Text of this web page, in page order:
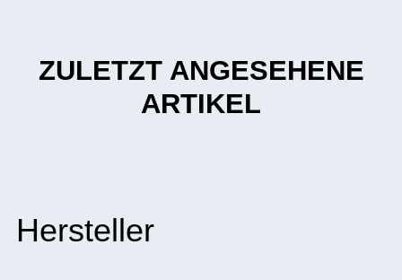
ZULETZT ANGESEHENE
ARTIKEL
Hersteller